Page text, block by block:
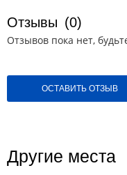
Отзывы (0)
Отзывов пока нет,
ОСТАВИТЬ ОТЗЫВ
Другие места